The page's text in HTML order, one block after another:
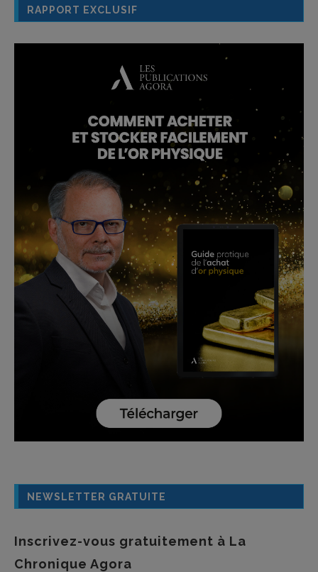
RAPPORT EXCLUSIF
NEWSLETTER GRATUITE
Inscrivez-vous gratuitement à La
Chronique Agora